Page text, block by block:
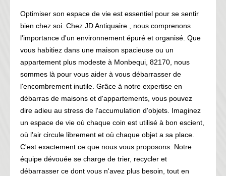
Optimiser son espace de vie est essentiel pour se sentir
bien chez soi. Chez JD Antiquaire , nous comprenons
l'importance d'un environnement épuré et organisé. Que
vous habitiez dans une maison spacieuse ou un
appartement plus modeste à Monbequi, 82170, nous
sommes là pour vous aider à vous débarrasser de
l'encombrement inutile. Grâce à notre expertise en
débarras de maisons et d'appartements, vous pouvez
dire adieu au stress de l'accumulation d'objets. Imaginez
un espace de vie où chaque coin est utilisé à bon escient,
où l'air circule librement et où chaque objet a sa place.
C'est exactement ce que nous vous proposons. Notre
équipe dévouée se charge de trier, recycler et
débarrasser ce dont vous n'avez plus besoin, tout en